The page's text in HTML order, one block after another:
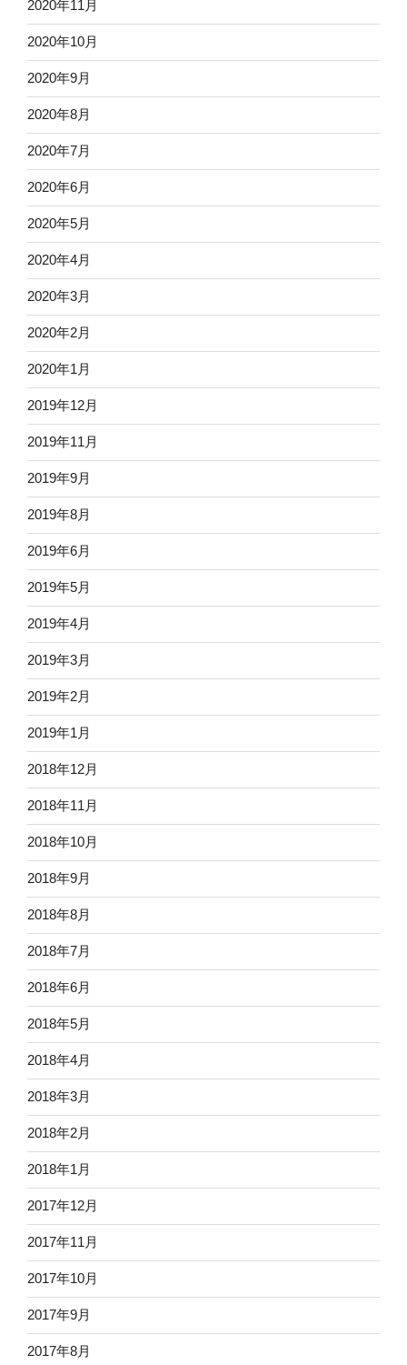
2020年11月
2020年10月
2020年9月
2020年8月
2020年7月
2020年6月
2020年5月
2020年4月
2020年3月
2020年2月
2020年1月
2019年12月
2019年11月
2019年9月
2019年8月
2019年6月
2019年5月
2019年4月
2019年3月
2019年2月
2019年1月
2018年12月
2018年11月
2018年10月
2018年9月
2018年8月
2018年7月
2018年6月
2018年5月
2018年4月
2018年3月
2018年2月
2018年1月
2017年12月
2017年11月
2017年10月
2017年9月
2017年8月